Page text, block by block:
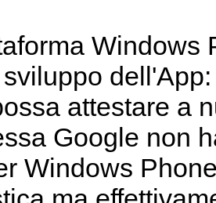
Windows
attestare a
Google non
Windows